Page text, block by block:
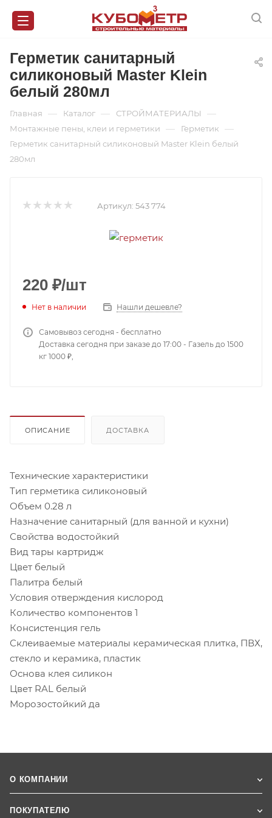
Герметик санитарный
силиконовый Master Klein
белый 280мл
Главная — Каталог — СТРОЙМАТЕРИАЛЫ —
Монтажные пены, клеи и герметики — Герметик —
Герметик санитарный силиконовый Master Klein белый
280мл
Артикул: 543 774
220 ₽/шт
Нет в наличии Нашли дешевле?
Самовывоз сегодня - бесплатно
Доставка сегодня при заказе до 17:00 - Газель до 1500
кг 1000 ₽,
ОПИСАНИЕ ДОСТАВКА
Технические характеристики
Тип герметика силиконовый
Объем 0.28 л
Назначение санитарный (для ванной и кухни)
Свойства водостойкий
Вид тары картридж
Цвет белый
Палитра белый
Условия отверждения кислород
Количество компонентов 1
Консистенция гель
Склеиваемые материалы керамическая плитка, ПВХ,
стекло и керамика, пластик
Основа клея силикон
Цвет RAL белый
Морозостойкий да
О КОМПАНИИ
ПОКУПАТЕЛЮ